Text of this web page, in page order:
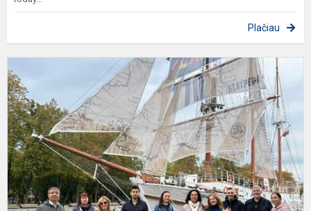
Plačiau